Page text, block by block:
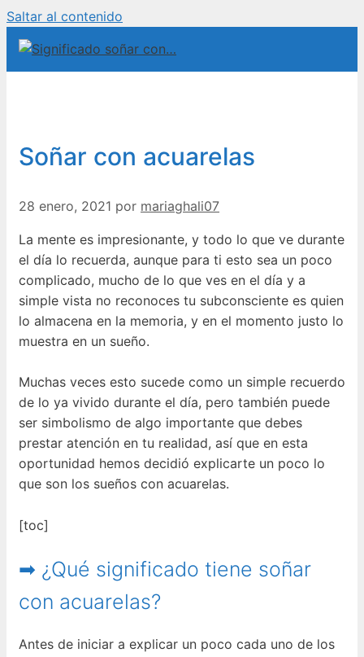
Saltar al contenido
Soñar con acuarelas
28 enero, 2021 por mariaghali07
La mente es impresionante, y todo lo que ve durante
el día lo recuerda, aunque para ti esto sea un poco
complicado, mucho de lo que ves en el día y a
simple vista no reconoces tu subconsciente es quien
lo almacena en la memoria, y en el momento justo lo
muestra en un sueño.
Muchas veces esto sucede como un simple recuerdo
de lo ya vivido durante el día, pero también puede
ser simbolismo de algo importante que debes
prestar atención en tu realidad, así que en esta
oportunidad hemos decidió explicarte un poco lo
que son los sueños con acuarelas.
[toc]
➡ ¿Qué significado tiene soñar
con acuarelas?
Antes de iniciar a explicar un poco cada uno de los